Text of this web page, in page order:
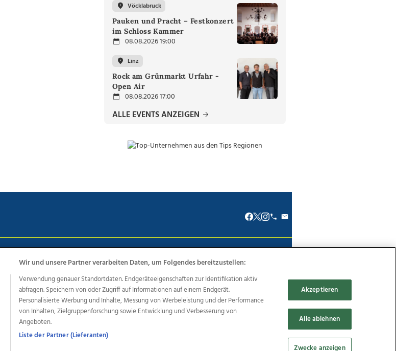
Vöcklabruck
Pauken und Pracht – Festkonzert
im Schloss Kammer
08.08.2026 19:00
Linz
Rock am Grünmarkt Urfahr -
Open Air
08.08.2026 17:00
ALLE EVENTS ANZEIGEN
AGB Anzeigekunden AGB Website Ehrenkodex Politische Werbung
Wimmer
OÖN Immobilien OÖN Karriere OÖN Reise
Promenaden Galerien
wirtrauern.at
Wir und unsere Partner verarbeiten Daten, um Folgendes bereitzustellen:
Verwendung genauer Standortdaten. Endgeräteeigenschaften zur Identifikation aktiv
abfragen. Speichern von oder Zugriff auf Informationen auf einem Endgerät.
Personalisierte Werbung und Inhalte, Messung von Werbeleistung und der Performance
von Inhalten, Zielgruppenforschung sowie Entwicklung und Verbesserung von
Angeboten.
Liste der Partner (Lieferanten)
Akzeptieren
Alle ablehnen
Zwecke anzeigen